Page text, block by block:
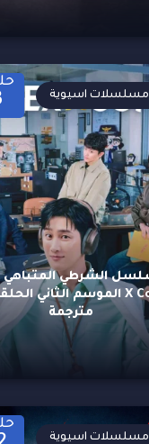
مترجمة
مسلسلات اسيوية
مسلسلات اسيوية